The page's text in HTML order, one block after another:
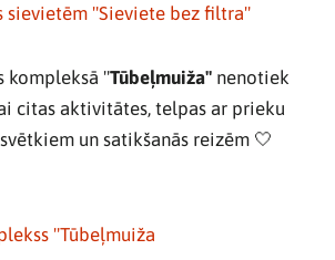
sievietēm "Sieviete bez filtra"
kompleksā "Tūbeļmuiža" nenotiek
citas aktivitātes, telpas ar prieku
un satikšanās reizēm 🤍
"Tūbeļmuiža